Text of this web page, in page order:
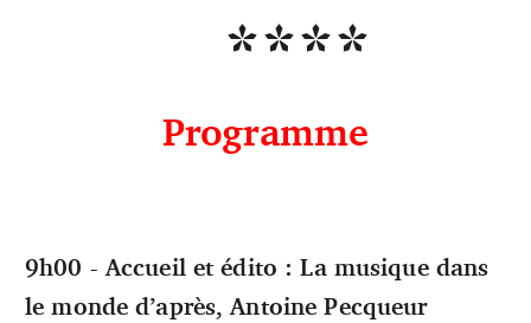
****
Programme
9h00 - Accueil et édito : La musique dans
le monde d’après, Antoine Pecqueur